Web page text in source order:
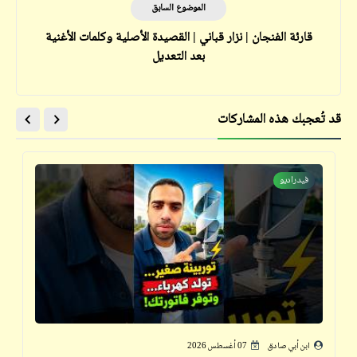
الموضوع السابق
قارئة الفنجان | نزار قباني | القصيدة الأصلية وكلمات الأغنية
بعد التعديل
قد تُعجبك هذه المشاركات
فيدراديو
ابن أبي صادق 07 أغسطس 2026